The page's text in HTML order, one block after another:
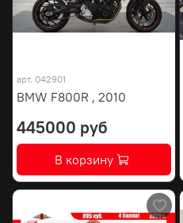
арт. 042901
BMW F800R , 2010
445000 руб
В корзину